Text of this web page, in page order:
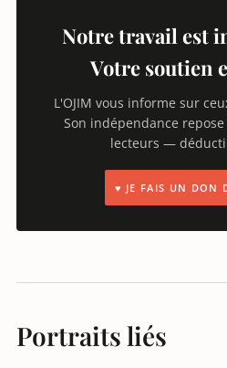
Notre travail est
Votre soutien
L'OJIM vous informe sur
Son indépendance
lecteurs —
♥ JE FAIS UN DON
Portraits liés